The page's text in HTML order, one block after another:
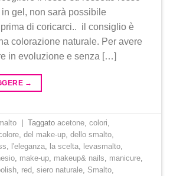
gel, non sarà possibile
di coricarci.. il consiglio è
colorazione naturale. Per avere
in evoluzione e senza […]
→
Taggatoacetone ,colori
,del make-up ,dello smalto
l'eleganza la scelta levasmalto
make-up makeup& nails manicure
red ,siero naturale Smalto